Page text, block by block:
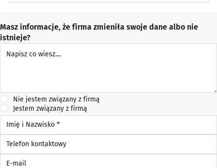
Masz informacje, że firma zmieniła swoje dane albo nie
istnieje?
Nie jestem związany z firmą
Jestem związany z firmą
Imię i Nazwisko *
Telefon kontaktowy